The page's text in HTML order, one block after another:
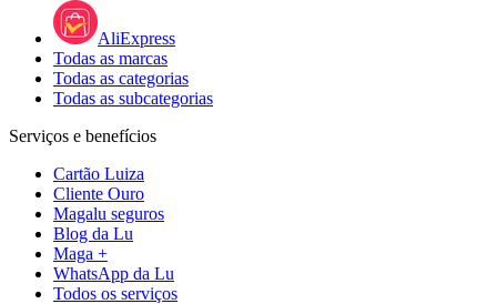
AliExpress
Todas as marcas
Todas as categorias
Todas as subcategorias
Serviços e benefícios
Cartão Luiza
Cliente Ouro
Magalu seguros
Blog da Lu
Maga +
WhatsApp da Lu
Todos os serviços